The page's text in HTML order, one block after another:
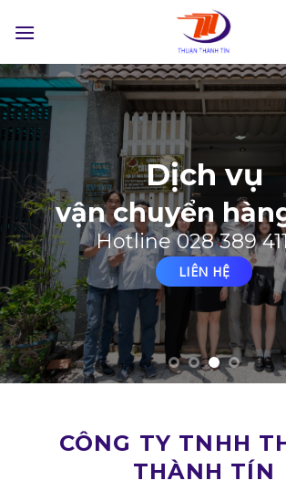
Dịch vụ
chuyển hàng hóa
Hotline 028 389 41178
LIÊN HỆ
CÔNG TY TNHH
THÀNH TÍN